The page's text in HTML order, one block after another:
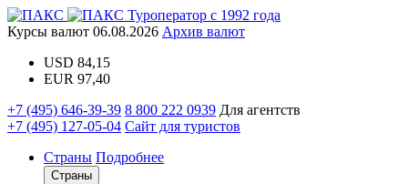
Туроператор с 1992 года
Курсы валют 06.08.2026 Архив валют
USD 84,15
EUR 97,40
+7 (495) 646-39-39 8 800 222 0939 Для агентств
+7 (495) 127-05-04 Сайт для туристов
Страны Подробнее
Страны